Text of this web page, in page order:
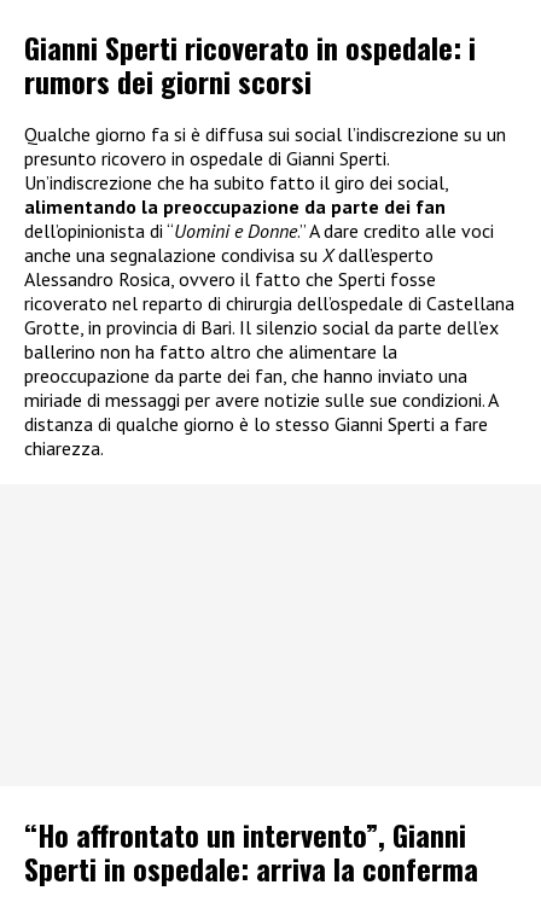
Gianni Sperti ricoverato in ospedale: i
rumors dei giorni scorsi
Qualche giorno fa si è diffusa sui social l’indiscrezione su un
presunto ricovero in ospedale di Gianni Sperti.
Un’indiscrezione che ha subito fatto il giro dei social,
alimentando la preoccupazione da parte dei fan
dell’opinionista di “Uomini e Donne.” A dare credito alle voci
anche una segnalazione condivisa su Xdall’esperto
Alessandro Rosica, ovvero il fatto che Sperti fosse
ricoverato nel reparto di chirurgia dell’ospedale di Castellana
Grotte, in provincia di Bari. Il silenzio social da parte dell’ex
ballerino non ha fatto altro che alimentare la
preoccupazione da parte dei fan, che hanno inviato una
miriade di messaggi per avere notizie sulle sue condizioni. A
distanza di qualche giorno è lo stesso Gianni Sperti a fare
chiarezza.
“Ho affrontato un intervento”, Gianni
Sperti in ospedale: arriva la conferma